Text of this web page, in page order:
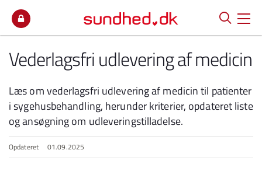
Vederlagsfri udlevering af medicin
Læs om vederlagsfri udlevering af medicin til patienter
i sygehusbehandling, herunder kriterier, opdateret liste
og ansøgning om udleveringstilladelse.
Opdateret 01.09.2025